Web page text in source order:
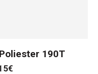
190T
€